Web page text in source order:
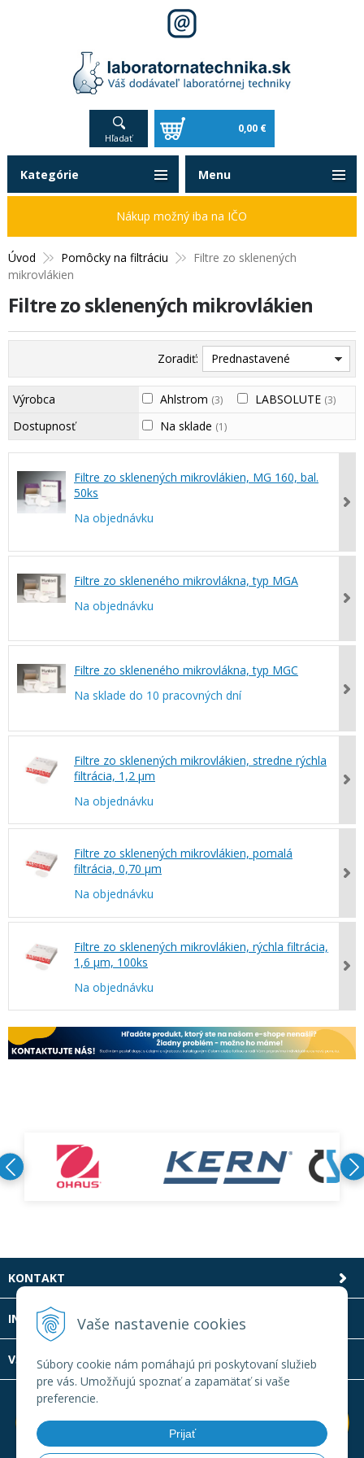
Vaše nastavenie cookies
Súbory cookie nám pomáhajú pri poskytovaní služieb
pre vás. Umožňujú spoznať a zapamätať si vaše
preferencie.
Prijať
Hľadať
0,00 €
Úvod Pomôcky na filtráciu
Filtre zo sklenených
mikrovlákien
Filtre zo sklenených mikrovlákien
Zoradiť: Prednastavené
Výrobca Ahlstrom (3) LABSOLUTE (3)
Dostupnosť Na sklade (1)
Filtre zo sklenených mikrovlákien, MG 160, bal.
50ks
Na objednávku
Filtre zo skleneného mikrovlákna, typ MGA
Na objednávku
Filtre zo skleneného mikrovlákna, typ MGC
Na sklade do 10 pracovných dní
Filtre zo sklenených mikrovlákien, stredne rýchla
filtrácia, 1,2 µm
Na objednávku
Filtre zo sklenených mikrovlákien, pomalá
filtrácia, 0,70 µm
Na objednávku
Filtre zo sklenených mikrovlákien, rýchla filtrácia,
1,6 µm, 100ks
Na objednávku
Kategórie
Nákup možný iba na IČO
Menu
KONTAKT
INFOLINKA
VŠETKO O NÁKUPE